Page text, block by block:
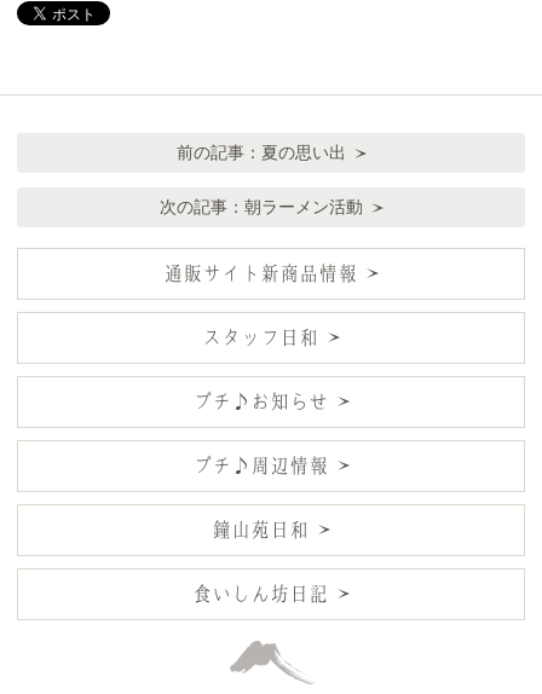
前の記事： 夏の思い出
次の記事： 朝ラーメン活動
通販サイト新商品情報
スタッフ日和
プチ♪お知らせ
プチ♪周辺情報
鐘山苑日和
食いしん坊日記